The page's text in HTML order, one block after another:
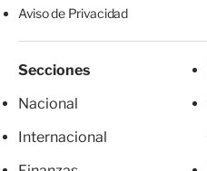
Aviso de Privacidad
Secciones
Nacional
Internacional